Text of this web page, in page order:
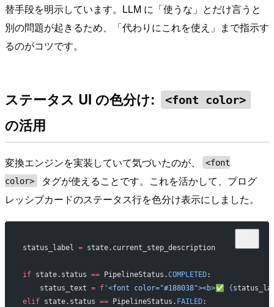
替手段を明示しています。LLM に「使うな」とだけ言うと
別の問題が起きるため、「代わりにこれを使え」まで指示す
るのがコツです。
ステータス UI の色分け: <font color>
の活用
変換エンジンを実装していて気づいたのが、
<font
color>
タグが使えることです。これを活かして、プログ
レッシブカードのステータス行を色分け表示にしました。
status_label = state.current_step_description
if state.status == PipelineStatus.COMPLETED:
    status_text
= f'<font color="#188038"><b>✅ {
elif state.status == PipelineStatus. FAILED: